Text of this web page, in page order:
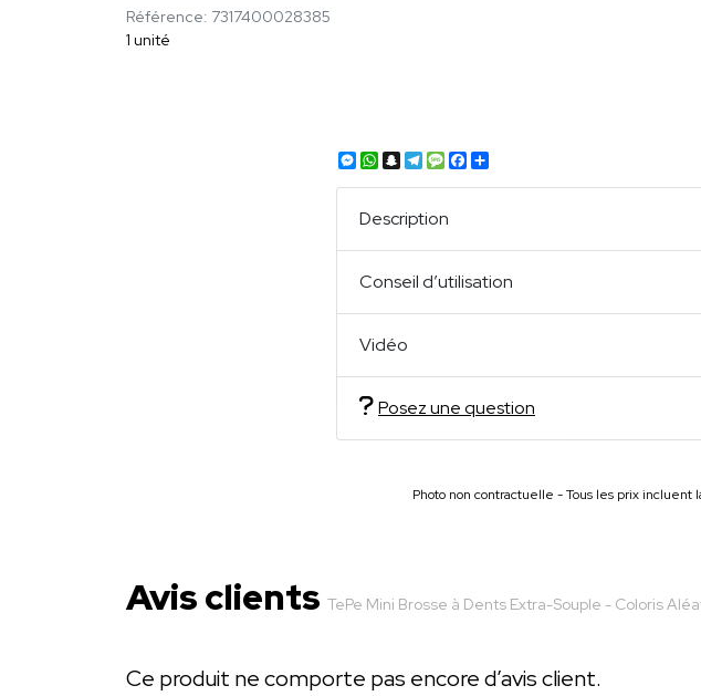
Référence: 7317400028385
1 unité
Messenger
WhatsApp
Snapchat
Telegram
Message
Facebook
Description
Conseil d’utilisation
Vidéo
Posez une question
Photo non contractuelle - Tous les prix
Avis clients TePe Mini Brosse à Dents Extra-Souple - Coloris
Ce produit ne comporte pas encore d’avis client.